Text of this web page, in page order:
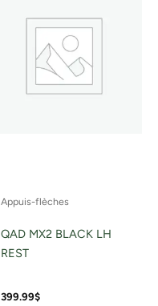
Appuis-flèches
QAD MX2 BLACK LH
REST
399.99$